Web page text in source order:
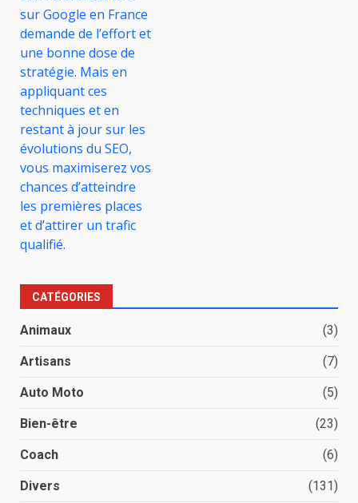
CATÉGORIES
Animaux (3)
Artisans (7)
Auto Moto (5)
Bien-être (23)
Coach (6)
Divers (131)